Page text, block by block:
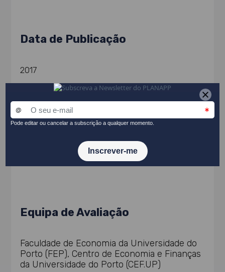
Data de Publicação
2017
Entidade Promotora
Relações Internacionais Ministério das Finanças
(GPEARI)
Equipa de Avaliação
Faculdade de Economia da Universidade do
Porto (FEP), Centro de Economia e Finanças
da Universidade do Porto (CEF.UP)